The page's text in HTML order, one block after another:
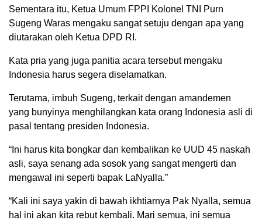
Sementara itu, Ketua Umum FPPI Kolonel TNI Purn
Sugeng Waras mengaku sangat setuju dengan apa yang
diutarakan oleh Ketua DPD RI.
Kata pria yang juga panitia acara tersebut mengaku
Indonesia harus segera diselamatkan.
Terutama, imbuh Sugeng, terkait dengan amandemen
yang bunyinya menghilangkan kata orang Indonesia asli di
pasal tentang presiden Indonesia.
“Ini harus kita bongkar dan kembalikan ke UUD 45 naskah
asli, saya senang ada sosok yang sangat mengerti dan
mengawal ini seperti bapak LaNyalla.”
“Kali ini saya yakin di bawah ikhtiarnya Pak Nyalla, semua
hal ini akan kita rebut kembali. Mari semua, ini semua